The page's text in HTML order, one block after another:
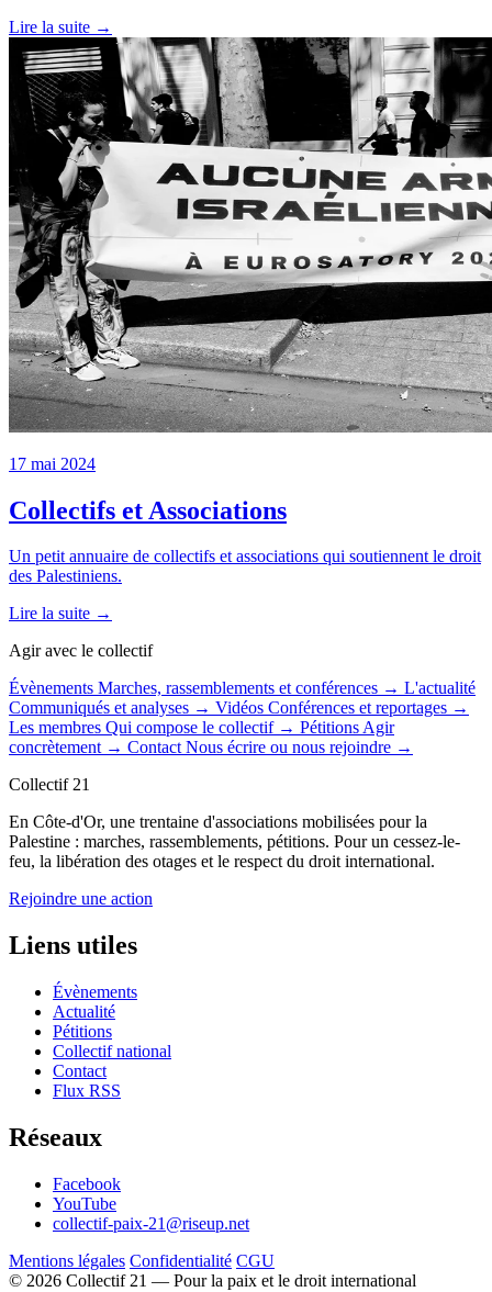
Lire la suite →
17 mai 2024
Collectifs et Associations
Un petit annuaire de collectifs et associations qui soutiennent le droit
des Palestiniens.
Lire la suite →
Agir avec le collectif
Évènements Marches, rassemblements et conférences → L'actualité
Communiqués et analyses → Vidéos Conférences et reportages →
Les membres Qui compose le collectif → PétitionsAgir
concrètement → ContactNous écrire ou nous rejoindre →
Collectif 21
En Côte-d'Or, une trentaine d'associations mobilisées pour la
Palestine : marches, rassemblements, pétitions. Pour un cessez-le-
feu, la libération des otages et le respect du droit international.
Rejoindre une action
Liens utiles
Évènements
Actualité
Pétitions
Collectif national
Contact
Flux RSS
Réseaux
Facebook
YouTube
collectif-paix-21@riseup.net
Mentions légales Confidentialité CGU
© 2026 Collectif 21 — Pour la paix et le droit international